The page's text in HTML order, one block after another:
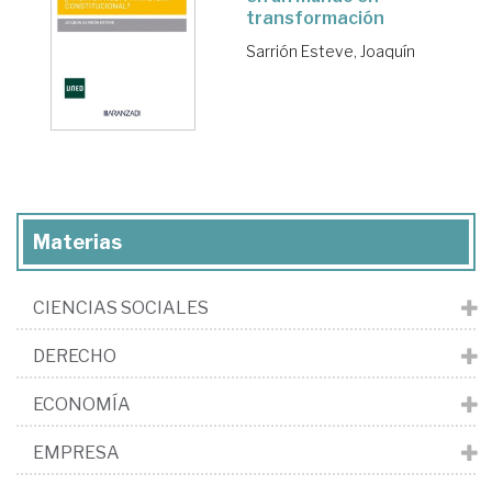
transformación
Sarrión Esteve, Joaquín
Materias
CIENCIAS SOCIALES
DERECHO
ECONOMÍA
EMPRESA